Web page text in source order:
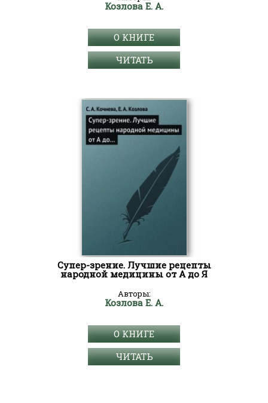
Козлова Е. А.
О КНИГЕ
ЧИТАТЬ
Супер-зрение. Лучшие рецепты
народной медицины от А до Я
Авторы:
Козлова Е. А.
О КНИГЕ
ЧИТАТЬ